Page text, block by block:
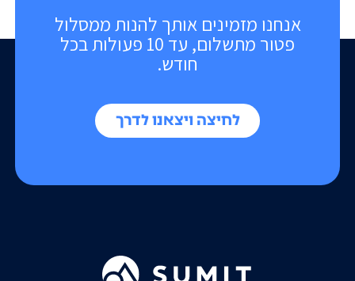
אנחנו מזמינים אותך להנות ממסלול
פטור מתשלום, עד 10 פעולות בכל
חודש.
לחיצה ויצאנו לדרך